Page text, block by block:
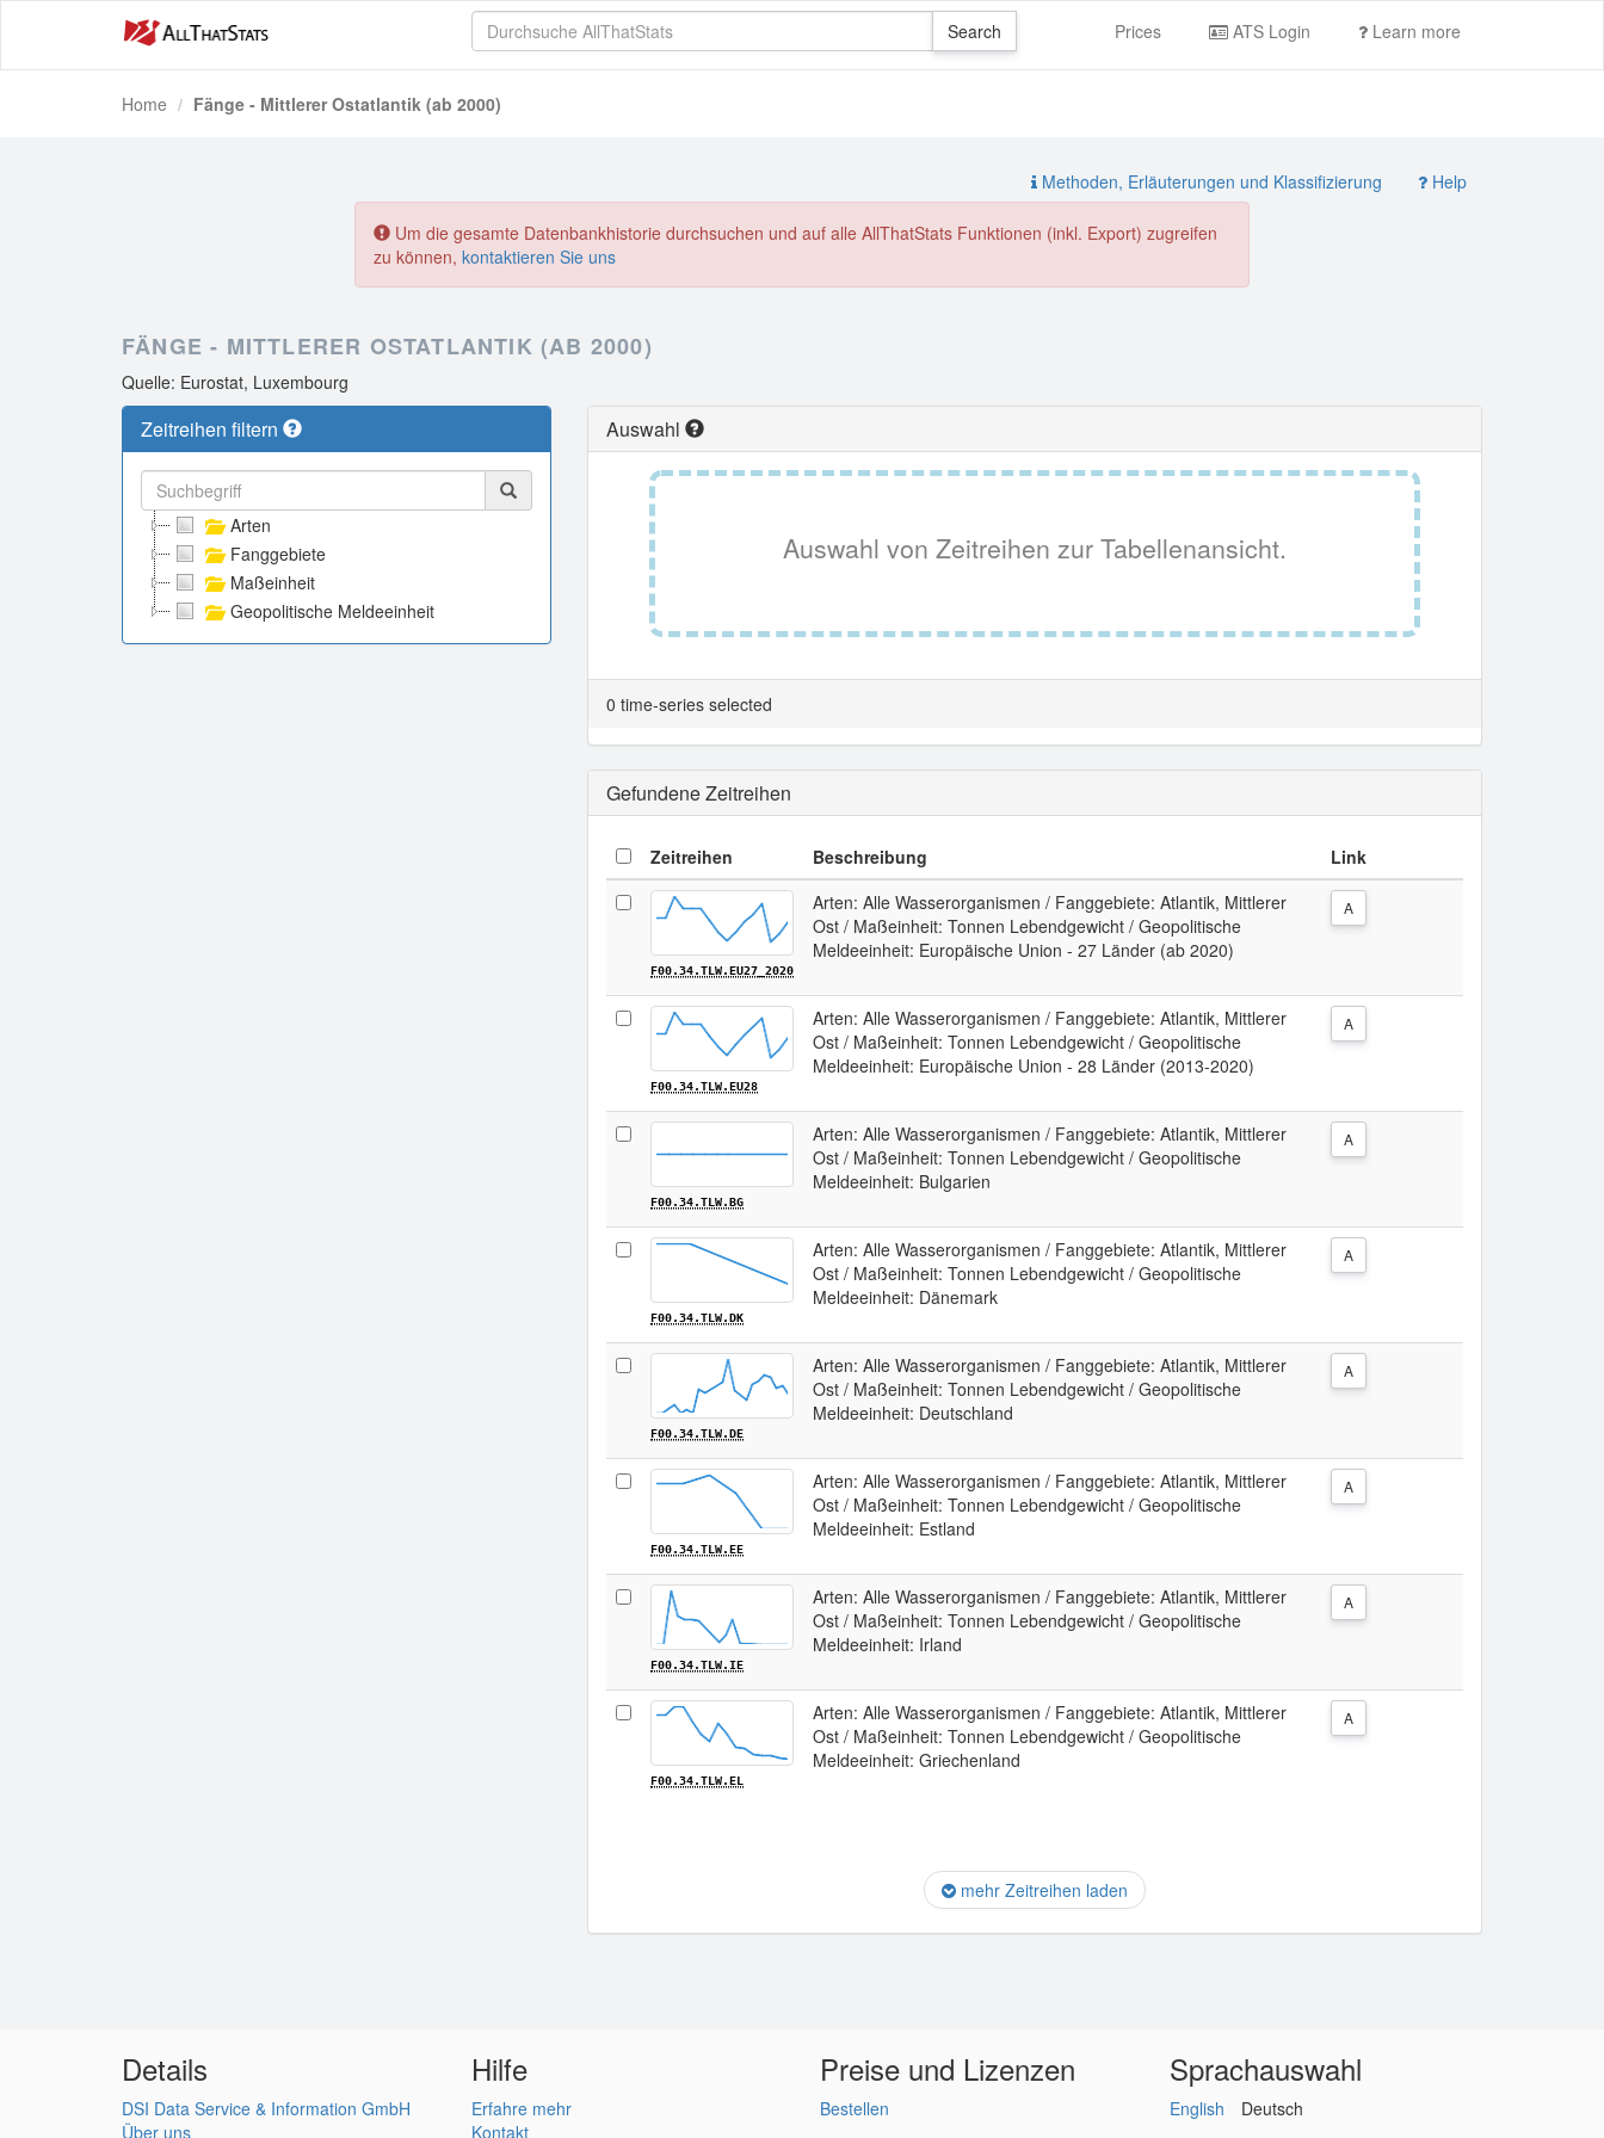
Prices ATS Login Learn more
Home Fänge - Mittlerer Ostatlantik (ab 2000)
Methoden, Erläuterungen und Klassifizierung Help
Um die gesamte Datenbankhistorie durchsuchen und auf alle AllThatStats Funktionen (inkl. Export) zugreifen
zu können, kontaktieren Sie uns
FÄNGE - MITTLERER OSTATLANTIK (AB 2000)
Quelle: Eurostat, Luxembourg
Zeitreihen filtern
Arten
Fanggebiete
Maßeinheit
Geopolitische Meldeeinheit
Auswahl
Auswahl von Zeitreihen zur Tabellenansicht.
0 time-series selected
Gefundene Zeitreihen
Zeitreihen Beschreibung Link
F00.34.TLW.EU27_2020
Arten: Alle Wasserorganismen / Fanggebiete: Atlantik, Mittlerer
Ost / Maßeinheit: Tonnen Lebendgewicht / Geopolitische
Meldeeinheit: Europäische Union - 27 Länder (ab 2020)
A
F00.34.TLW.EU28
Arten: Alle Wasserorganismen / Fanggebiete: Atlantik, Mittlerer
Ost / Maßeinheit: Tonnen Lebendgewicht / Geopolitische
Meldeeinheit: Europäische Union - 28 Länder (2013-2020)
A
F00.34.TLW.BG
Arten: Alle Wasserorganismen / Fanggebiete: Atlantik, Mittlerer
Ost / Maßeinheit: Tonnen Lebendgewicht / Geopolitische
Meldeeinheit: Bulgarien
A
F00.34.TLW.DK
Arten: Alle Wasserorganismen / Fanggebiete: Atlantik, Mittlerer
Ost / Maßeinheit: Tonnen Lebendgewicht / Geopolitische
Meldeeinheit: Dänemark
A
F00.34.TLW.DE
Arten: Alle Wasserorganismen / Fanggebiete: Atlantik, Mittlerer
Ost / Maßeinheit: Tonnen Lebendgewicht / Geopolitische
Meldeeinheit: Deutschland
A
F00.34.TLW.EE
Arten: Alle Wasserorganismen / Fanggebiete: Atlantik, Mittlerer
Ost / Maßeinheit: Tonnen Lebendgewicht / Geopolitische
Meldeeinheit: Estland
A
F00.34.TLW.IE
Arten: Alle Wasserorganismen / Fanggebiete: Atlantik, Mittlerer
Ost / Maßeinheit: Tonnen Lebendgewicht / Geopolitische
Meldeeinheit: Irland
A
F00.34.TLW.EL
Arten: Alle Wasserorganismen / Fanggebiete: Atlantik, Mittlerer
Ost / Maßeinheit: Tonnen Lebendgewicht / Geopolitische
Meldeeinheit: Griechenland
A
mehr Zeitreihen laden
Details
DSI Data Service & Information GmbH
Über uns
Hilfe
Erfahre mehr
Kontakt
Preise und Lizenzen
Bestellen
Sprachauswahl
English Deutsch